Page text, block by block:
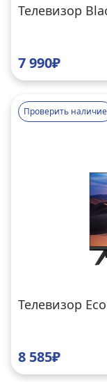
Телевизор
7 990₽
Проверить наличие
Телевизор
8 585₽